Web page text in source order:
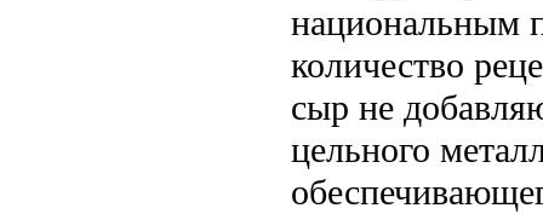
национальным
количество
сыр не
цельного